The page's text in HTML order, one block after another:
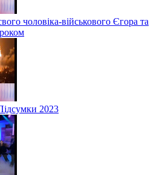
чоловіка-військового Єгора та
2023